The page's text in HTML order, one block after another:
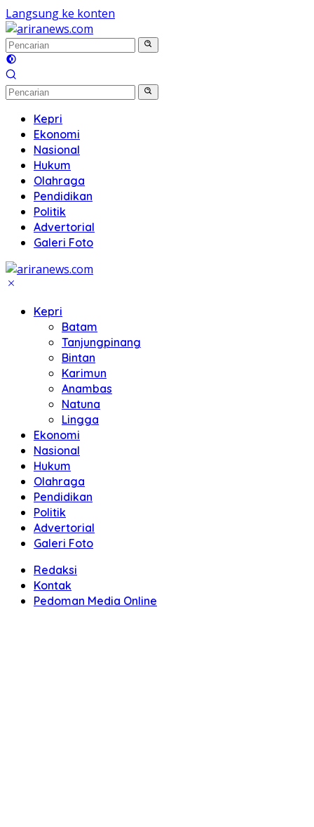
Langsung ke konten
Kepri
Ekonomi
Nasional
Hukum
Olahraga
Pendidikan
Politik
Advertorial
Galeri Foto
Kepri
Batam
Tanjungpinang
Bintan
Karimun
Anambas
Natuna
Lingga
Ekonomi
Nasional
Hukum
Olahraga
Pendidikan
Politik
Advertorial
Galeri Foto
Redaksi
Kontak
Pedoman Media Online